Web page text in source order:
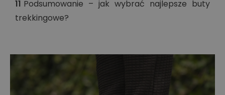
11 Podsumowanie – jak wybrać najlepsze buty
trekkingowe?